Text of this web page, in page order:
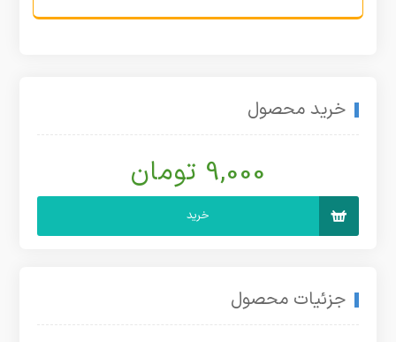
خرید محصول
9,000 تومان
خرید
جزئیات محصول